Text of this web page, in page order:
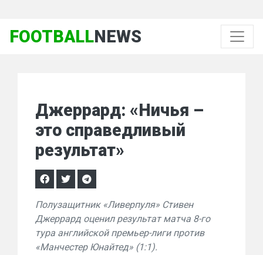
FOOTBALLNEWS
Джеррард: «Ничья –
это справедливый
результат»
Полузащитник «Ливерпуля» Стивен
Джеррард оценил результат матча 8-го
тура английской премьер-лиги против
«Манчестер Юнайтед» (1:1).